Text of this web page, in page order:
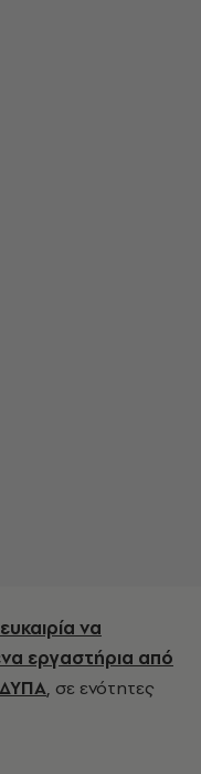
να
εργαστήρια από
, σε ενότητες